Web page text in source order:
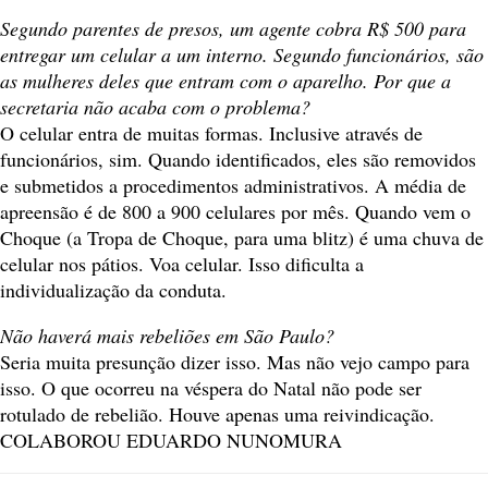
Segundo parentes de presos, um agente cobra R$ 500 para
entregar um celular a um interno. Segundo funcionários, são
as mulheres deles que entram com o aparelho. Por que a
secretaria não acaba com o problema?
O celular entra de muitas formas. Inclusive através de
funcionários, sim. Quando identificados, eles são removidos
e submetidos a procedimentos administrativos. A média de
apreensão é de 800 a 900 celulares por mês. Quando vem o
Choque (a Tropa de Choque, para uma blitz) é uma chuva de
celular nos pátios. Voa celular. Isso dificulta a
individualização da conduta.
Não haverá mais rebeliões em São Paulo?
Seria muita presunção dizer isso. Mas não vejo campo para
isso. O que ocorreu na véspera do Natal não pode ser
rotulado de rebelião. Houve apenas uma reivindicação.
COLABOROU EDUARDO NUNOMURA